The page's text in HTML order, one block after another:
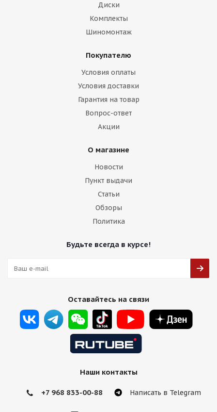
Диски
Комплекты
Шиномонтаж
Покупателю
Условия оплаты
Условия доставки
Гарантия на товар
Вопрос-ответ
Акции
О магазине
Новости
Пункт выдачи
Статьи
Обзоры
Политика
Будьте всегда в курсе!
Оставайтесь на связи
Наши контакты
+7 968 833-00-88 Написать в Telegram